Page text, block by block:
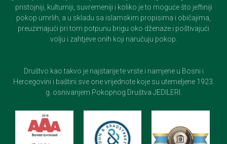
pristojniji, kulturniji, suvremeniji i koliko je to moguće što jeftiniji
pokop umrlih, a u skladu sa islamskim propisima i običajima,
preuzimajući pri tom potpunu brigu oko dženaze i poštivajući
volju i zahtjeve onih koji naručuju pokop.
Društvo kao takvo je najstarije te vrste i namjene u Bosni i
Hercegovini i baštini sve one vrijednote koje su utemeljene 1923.
g. osnivanjem Pokopnog Društva JEDILERI.